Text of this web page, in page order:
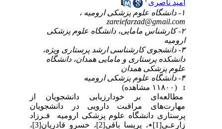
امید ناصری
zareiefarzad@gmail.com
۲- کارشناس مامایی، دانشگاه علوم پزشکی
ارومیه
۳- دانشجوی کارشناسی ارشد پرستاری ویژه،
دانشکده پرستاری و مامایی همدان، دانشگاه
علوم پزشکی همدان
مطالعه‌ای بر خودارزیابی دانشجویان از
مهارت‌های مراقبت دارویی در دانشجویان
پرستاری دانشگاه علوم پزشکی ارومیه فـرزاد
زارعـی[1]٭، پریسا باقی[2]، خسرو قادریان[3]،